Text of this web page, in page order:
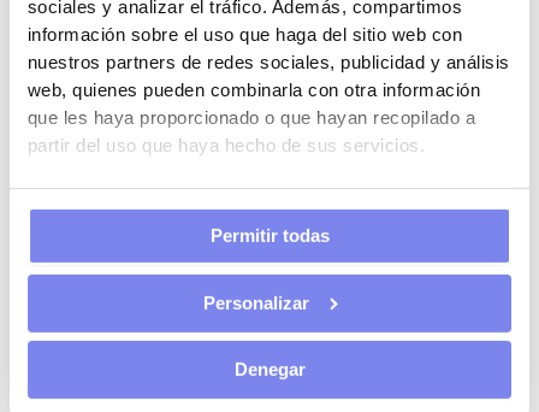
sociales y analizar el tráfico. Además, compartimos
información sobre el uso que haga del sitio web con
nuestros partners de redes sociales, publicidad y análisis
web, quienes pueden combinarla con otra información
que les haya proporcionado o que hayan recopilado a
partir del uso que haya hecho de sus servicios.
Permitir todas
Personalizar
Denegar
cambio de titularidad en Registro de Vehículos.
Notificar la venta es una manera fácil de evitar este
problema, ya que desde que realizas la notificación, la
responsabilidad ya no es tuya.
Tras la firma del contrato,debes quedar en posesión de
Contrato de compraventa o una fotocopia del
Solicitud de cambio de titularidad del vehículo
debidamente firmada por la persona que compra y
la persona que vende.